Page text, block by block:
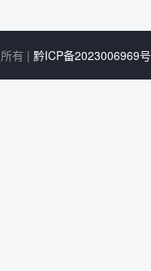
有 | 黔ICP备2023006969号